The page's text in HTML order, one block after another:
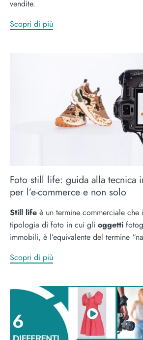
vendite.
Scopri di più
Foto still life: guida alla tecnica
per l’e-commerce e non solo
Still life è un termine commerciale che
tipologia di foto in cui gli oggetti
immobili, è l’equivalente del termine
Scopri di più